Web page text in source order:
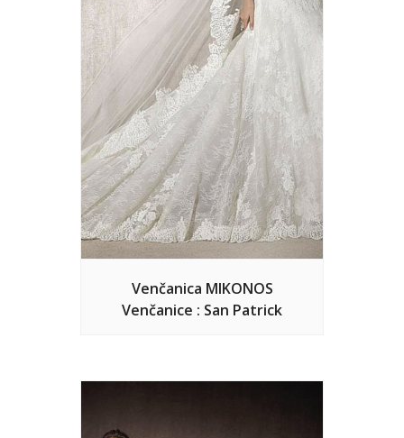
Venčanica MIKONOS
Venčanice : San Patrick